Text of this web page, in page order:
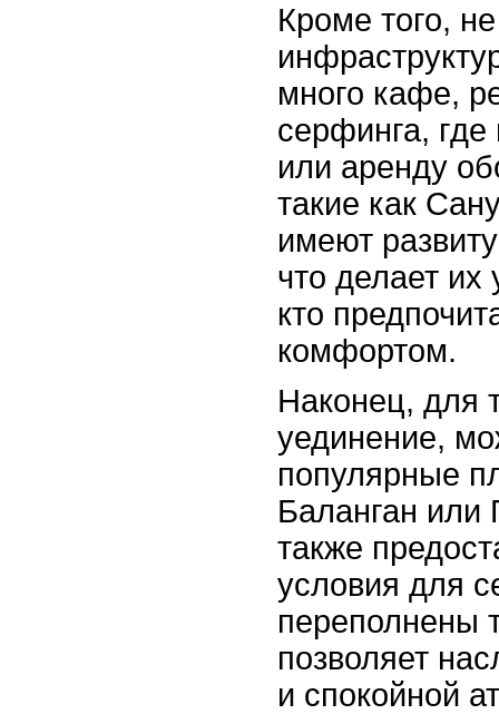
Кроме того,
много кафе,
серфинга, где
или аренду
такие как
имеют
что делает
кто
комфортом.
Наконец, для
уединение,
популярные
Баланган или
также
условия для
переполнены
позволяет
и спокойной